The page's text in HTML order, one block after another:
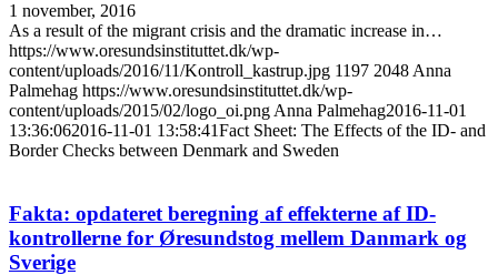
1 november, 2016
As a result of the migrant crisis and the dramatic increase in…
https://www.oresundsinstituttet.dk/wp-
content/uploads/2016/11/Kontroll_kastrup.jpg 1197 2048 Anna
Palmehag https://www.oresundsinstituttet.dk/wp-
content/uploads/2015/02/logo_oi.png Anna Palmehag2016-11-01
13:36:062016-11-01 13:58:41Fact Sheet: The Effects of the ID- and
Border Checks between Denmark and Sweden
Fakta: opdateret beregning af effekterne af ID-
kontrollerne for Øresundstog mellem Danmark og
Sverige